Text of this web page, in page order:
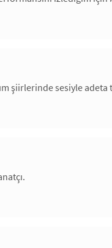
şiirlerinde sesiyle